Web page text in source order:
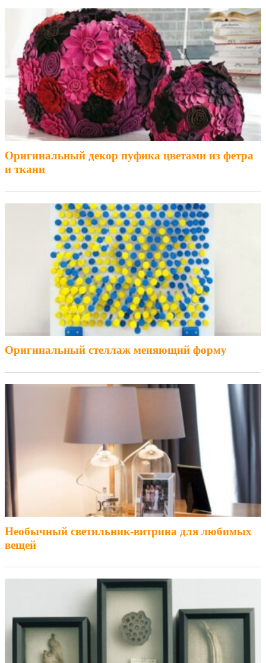
Оригинальный декор пуфика цветами из фетра
и ткани
Оригинальный стеллаж меняющий форму
Необычный светильник-витрина для любимых
вещей